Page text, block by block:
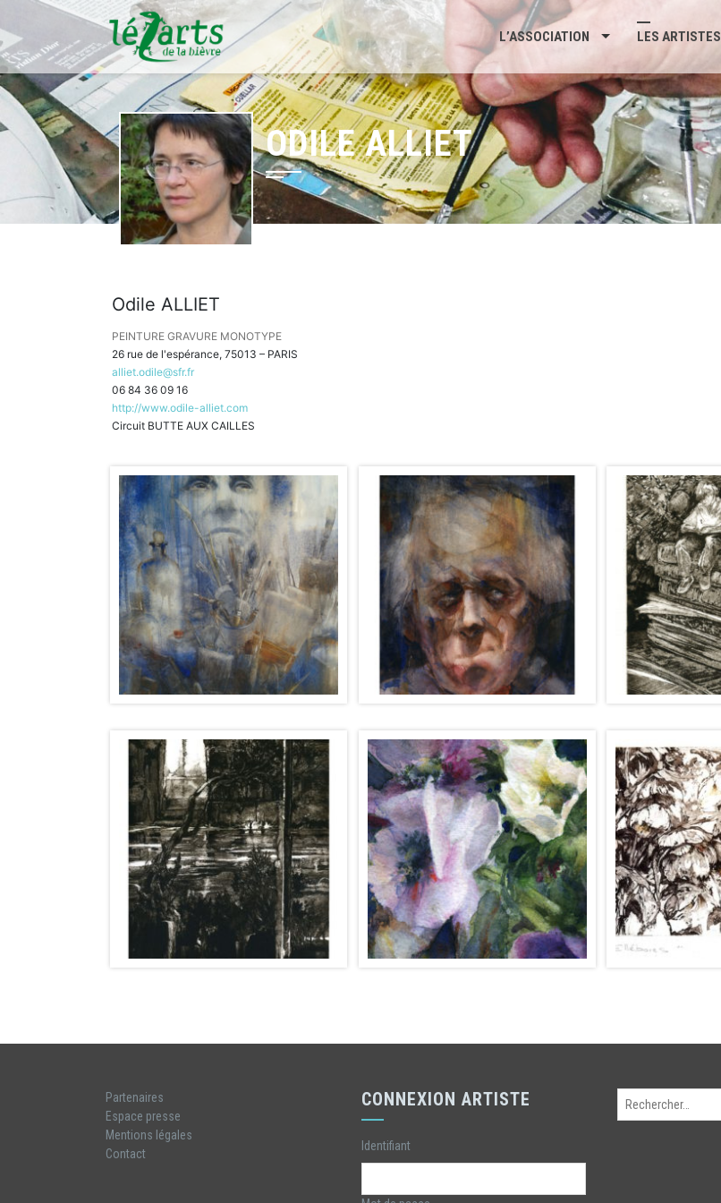
L’ASSOCIATION LES ARTISTES
ODILE ALLIET
Odile ALLIET
PEINTURE GRAVURE MONOTYPE
26 rue de l'espérance, 75013 – PARIS
alliet.odile@sfr.fr
06 84 36 09 16
http://www.odile-alliet.com
Circuit BUTTE AUX CAILLES
Partenaires
Espace presse
Mentions légales
Contact
CONNEXION ARTISTE
Identifiant
Rechercher :